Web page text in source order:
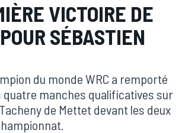
VICTOIRE DE
SÉBASTIEN
du monde WRC a remporté
quatre manches qualificatives sur
de Mettet devant les deux